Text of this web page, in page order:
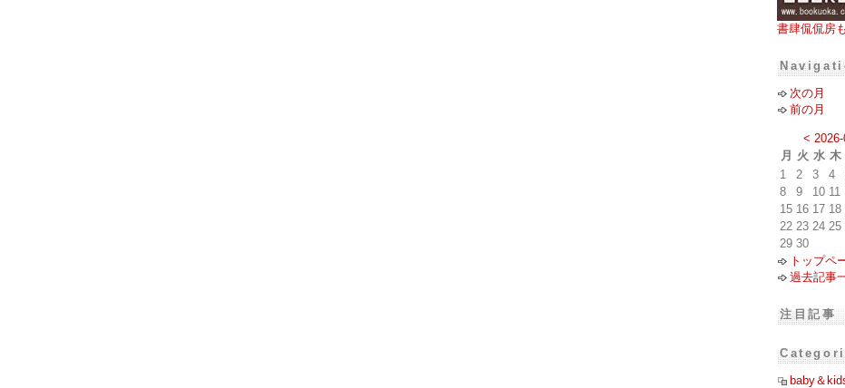
書肆侃侃房
次の月
前の月
<
月
火 水 木
1
2 3 4
8
9 10 11
15 16 17 18
22 23 24 25
29 30
トップペ
過去記事
注目記事
baby＆